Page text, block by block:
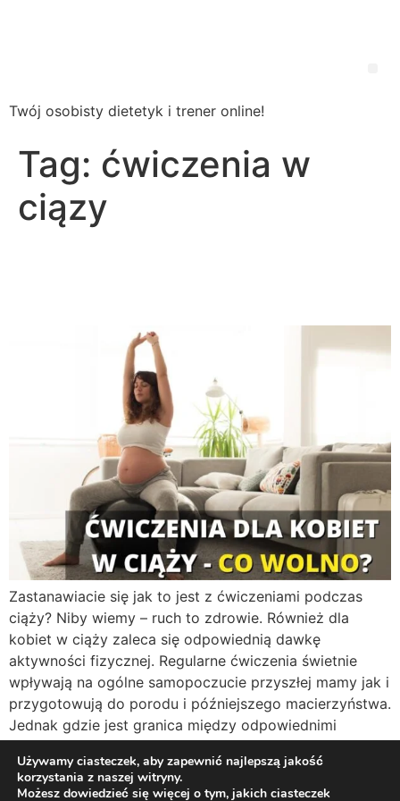
Twój osobisty dietetyk i trener online!
Tag: ćwiczenia w
ciązy
Zastanawiacie się jak to jest z ćwiczeniami podczas
ciąży? Niby wiemy – ruch to zdrowie. Również dla
kobiet w ciąży zaleca się odpowiednią dawkę
aktywności fizycznej. Regularne ćwiczenia świetnie
wpływają na ogólne samopoczucie przyszłej mamy jak i
przygotowują do porodu i późniejszego macierzyństwa.
Jednak gdzie jest granica między odpowiednimi
Twój osobisty dietetyk i trener online!
Używamy ciasteczek, aby zapewnić najlepszą jakość
korzystania z naszej witryny.
Możesz dowiedzieć się więcej o tym, jakich ciasteczek